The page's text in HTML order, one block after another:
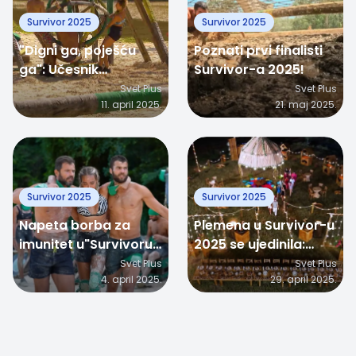
Survivor 2025
"Digni ga, poješću
ga": Učesnik
Survivor-a 2025
zapalio mreže!
Svet Plus
11. april 2025.
Survivor 2025
Poznati prvi finalisti
Survivor-a 2025!
Svet Plus
21. maj 2025.
Survivor 2025
Napeta borba za
imunitet u"Survivoru
2025": Povreda
Anastasije Pribilović!
Svet Plus
4. april 2025.
Survivor 2025
Plemena u Survivor-u
2025 se ujedinila:
Drama i nove taktike!
Svet Plus
29. april 2025.